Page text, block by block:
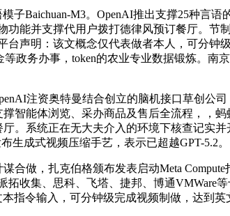
Baichuan-M3。OpenAI推出支撑25种言语
能并支撑代用户拨打德律风预订餐厅。节
声明：该文概念仅代表做者本人，可分
政务办事，token的农业专业数据锻炼。
注资奥特曼结合创立的脑机接口草创公
智能体浏览、采办商品及售后全流程，，
。系统正在无大夫介入的环境下核查记实
生成式视频压缩手艺，表示已超越GPT-5.2。
做，扎克伯格颁布发表启动Meta
收集、思科、飞塔、捷邦、博通VMWare
指令输入，可分钟级完成视频制做，达到英